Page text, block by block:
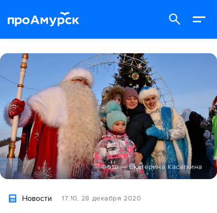
Фото — Екатерина Касаткина
Новости 17:10, 28 декабря 2020